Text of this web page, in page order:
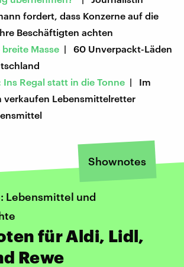
fordert, dass Konzerne auf die
Beschäftigten achten
Masse | 60 Unverpackt-Läden
Regal statt in die Tonne | Im
verkaufen Lebensmittelretter
Shownotes
Lebensmittel und
für Aldi, Lidl,
Rewe